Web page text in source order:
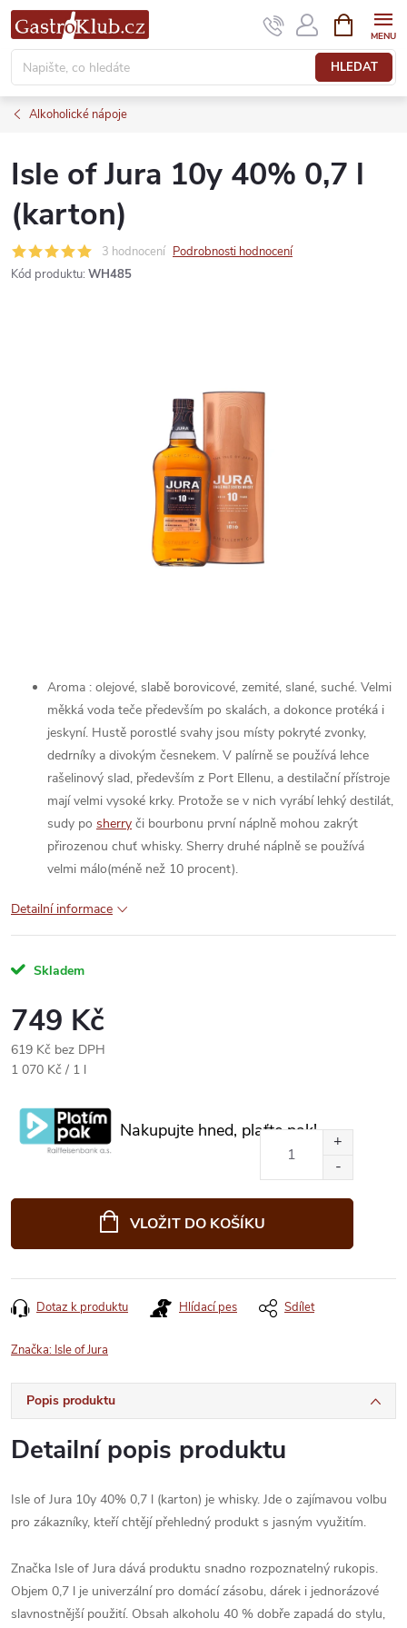
Přejít
na
obsah
HLEDAT
NÁKUPNÍ
KOŠÍK
Alkoholické nápoje
Isle of Jura 10y 40% 0,7 l
(karton)
3 hodnocení Podrobnosti hodnocení
Kód produktu: WH485
Aroma : olejové, slabě borovicové, zemité, slané, suché. Velmi
měkká voda teče především po skalách, a dokonce protéká i
jeskyní. Hustě porostlé svahy jsou místy pokryté zvonky,
dedrníky a divokým česnekem. V palírně se používá lehce
rašelinový slad, především z Port Ellenu, a destilační přístroje
mají velmi vysoké krky. Protože se v nich vyrábí lehký destilát,
sudy po sherry či bourbonu první náplně mohou zakrýt
přirozenou chuť whisky. Sherry druhé náplně se používá
velmi málo(méně než 10 procent).
Detailní informace
Skladem
749 Kč
619 Kč bez DPH
Měrná
1 070 Kč / 1 l
Nakupujte hned, plaťte pak!
VLOŽIT DO KOŠÍKU
Dotaz k produktu Hlídací pes Sdílet
Značka: Isle of Jura
Popis produktu
Detailní popis produktu
Isle of Jura 10y 40% 0,7 l (karton) je whisky. Jde o zajímavou volbu
pro zákazníky, kteří chtějí přehledný produkt s jasným využitím.
Značka Isle of Jura dává produktu snadno rozpoznatelný rukopis.
Objem 0,7 l je univerzální pro domácí zásobu, dárek i jednorázové
slavnostnější použití. Obsah alkoholu 40 % dobře zapadá do stylu,